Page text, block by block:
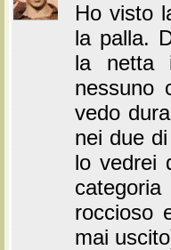
Ho visto
la palla.
la netta
nessuno
vedo
nei due
lo vedrei
roccioso
mai